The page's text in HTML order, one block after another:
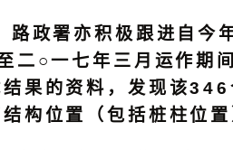
署亦积极跟进自今年
二○一七年三月运作期
结果的资料，发现该
构位置（包括桩柱位